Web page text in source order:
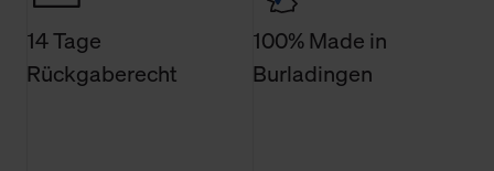
Technologien sowie die Nutzung Ihrer persönlichen Daten
finden Sie in unserer Datenschutzerklärung.
14 Tage
Rückgaberecht
100% Made in
Burladingen